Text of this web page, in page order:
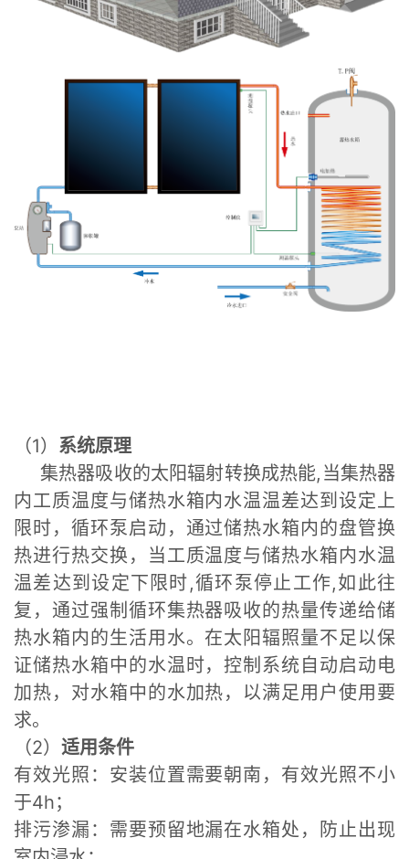
（1） 系统原理
集热器吸收的太阳辐射转换成热能,当集热器
内工质温度与储热水箱内水温温差达到设定上
限时，循环泵启动，通过储热水箱内的盘管换
热进行热交换，当工质温度与储热水箱内水温
温差达到设定下限时,循环泵停止工作,如此往
复，通过强制循环集热器吸收的热量传递给储
热水箱内的生活用水。在太阳辐照量不足以保
证储热水箱中的水温时，控制系统自动启动电
加热，对水箱中的水加热，以满足用户使用要
求。
（2） 适用条件
有效光照：安装位置需要朝南，有效光照不小
于4h；
排污渗漏：需要预留地漏在水箱处，防止出现